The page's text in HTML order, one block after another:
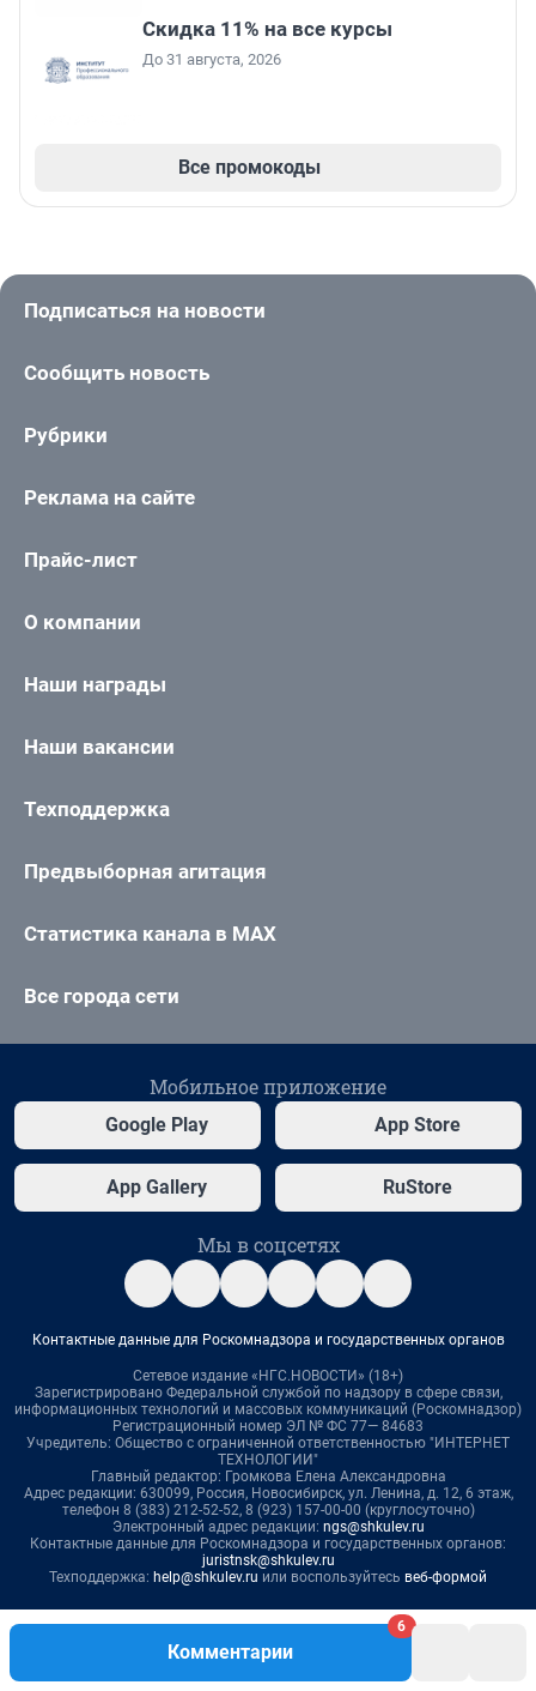
Комментарии
6
Скидка 11% на все курсы
До 31 августа, 2026
Все промокоды
Подписаться на новости
Сообщить новость
Рубрики
Реклама на сайте
Прайс-лист
О компании
Наши награды
Наши вакансии
Техподдержка
Предвыборная агитация
Статистика канала в MAX
Все города сети
Мобильное приложение
Google Play App Store
App Gallery RuStore
Мы в соцсетях
Контактные данные для Роскомнадзора и государственных органов
Сетевое издание «НГС.НОВОСТИ» (18+)
Зарегистрировано Федеральной службой по надзору в сфере связи,
информационных технологий и массовых коммуникаций (Роскомнадзор)
Регистрационный номер ЭЛ № ФС 77— 84683
Учредитель: Общество с ограниченной ответственностью "ИНТЕРНЕТ
ТЕХНОЛОГИИ"
Главный редактор: Громкова Елена Александровна
Адрес редакции: 630099, Россия, Новосибирск, ул. Ленина, д. 12, 6 этаж,
телефон 8 (383) 212-52-52, 8 (923) 157-00-00 (круглосуточно)
Электронный адрес редакции: ngs@shkulev.ru
Контактные данные для Роскомнадзора и государственных органов:
juristnsk@shkulev.ru
Техподдержка: help@shkulev.ru или воспользуйтесь веб-формой
Связаться с отделом продаж: 8 (383) 212-52-52, 8 (800) 200-03-83 (звонок
reklamangs@shkulev.ru
Редакция сайта не несет ответственности за достоверность
информации, содержащейся в рекламных объявлениях.